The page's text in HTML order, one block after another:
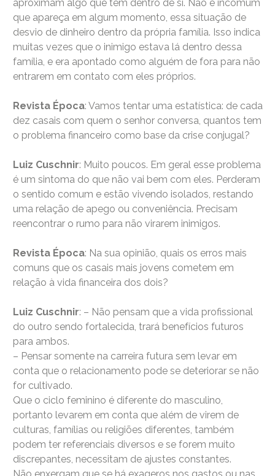
aproximam algo que têm dentro de si. Não é incomum
que apareça em algum momento, essa situação de
desvio de dinheiro dentro da própria família. Isso indica
muitas vezes que o inimigo estava lá dentro dessa
família, e era apontado como alguém de fora para não
entrarem em contato com eles próprios.
Revista Época: Vamos tentar uma estatística: de cada
dez casais com quem o senhor conversa, quantos tem
o problema financeiro como base da crise conjugal?
Luiz Cuschnir: Muito poucos. Em geral esse problema
é um sintoma do que não vai bem com eles. Perderam
o sentido comum e estão vivendo isolados, restando
uma relação de apego ou conveniência. Precisam
reencontrar o rumo para não virarem inimigos.
Revista Época: Na sua opinião, quais os erros mais
comuns que os casais mais jovens cometem em
relação à vida financeira dos dois?
Luiz Cuschnir: – Não pensam que a vida profissional
do outro sendo fortalecida, trará benefícios futuros
para ambos.
– Pensar somente na carreira futura sem levar em
conta que o relacionamento pode se deteriorar se não
for cultivado.
Que o ciclo feminino é diferente do masculino,
portanto levarem em conta que além de virem de
culturas, famílias ou religiões diferentes, também
podem ter referenciais diversos e se forem muito
discrepantes, necessitam de ajustes constantes.